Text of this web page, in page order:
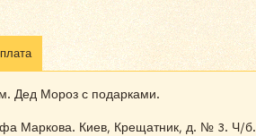
Дед Мороз с подарками.
Маркова. Киев, Крещатник, д. № 3. Ч/б.